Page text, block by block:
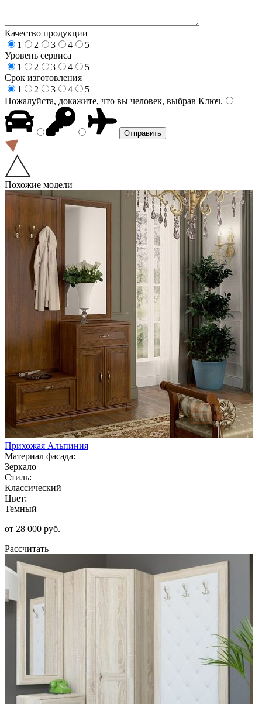
Качество продукции
1
2 3 4
5
Уровень сервиса
1
2 3 4
5
Срок изготовления
1
2 3 4
5
Пожалуйста, докажите, что вы человек, выбрав Ключ.
Похожие модели
Прихожая Альпиния
Материал фасада:
Зеркало
Стиль:
Классический
Цвет:
Темный
от 28 000 руб.
Рассчитать